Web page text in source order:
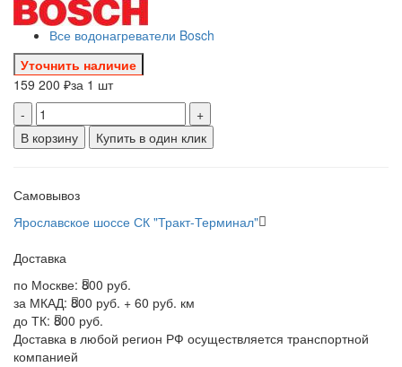
Все водонагреватели Bosch
Уточнить наличие
159 200 ₽за 1 шт
-
+
В корзину
Купить в один клик
Самовывоз
Ярославское шоссе СК "Тракт-Терминал"
Доставка
по Москве: 800 руб.
за МКАД: 800 руб. + 60 руб. км
до ТК: 800 руб.
Доставка в любой регион РФ осуществляется транспортной
компанией